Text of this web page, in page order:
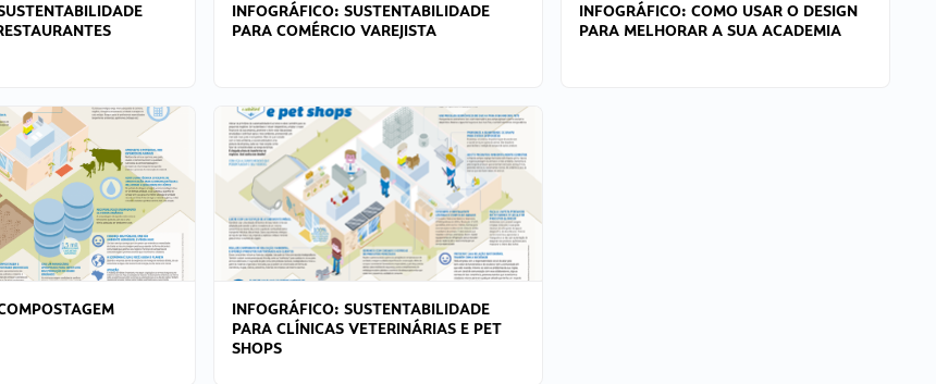
INFOGRÁFICO: SUSTENTABILIDADE
PARA COMÉRCIO VAREJISTA
INFOGRÁFICO: COMO USAR O DESIGN
PARA MELHORAR A SUA ACADEMIA
INFOGRÁFICO: SUSTENTABILIDADE
PARA CLÍNICAS VETERINÁRIAS E PET
SHOPS